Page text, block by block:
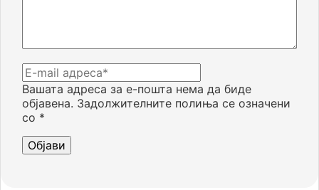
Вашата адреса за е-пошта нема да биде
објавена. Задолжителните полиња се означени
со *